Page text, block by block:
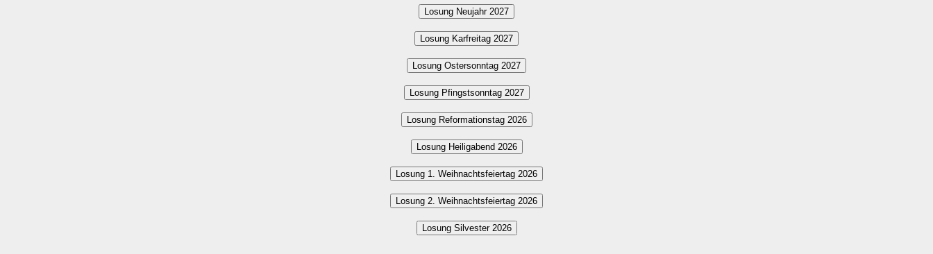
Losung Neujahr 2027
Losung Karfreitag 2027
Losung Ostersonntag 2027
Losung Pfingstsonntag 2027
Losung Reformationstag 2026
Losung Heiligabend 2026
Losung 1. Weihnachtsfeiertag 2026
Losung 2. Weihnachtsfeiertag 2026
Losung Silvester 2026